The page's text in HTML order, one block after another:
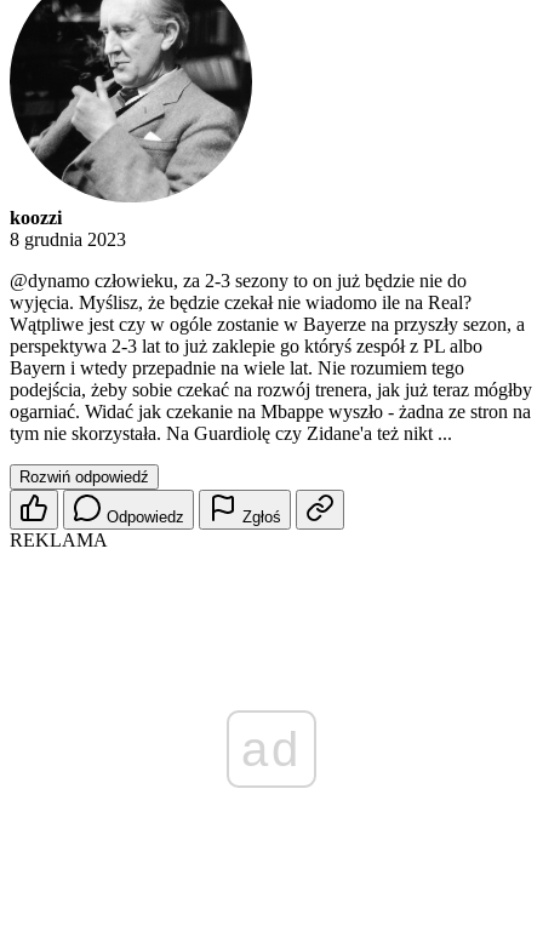
koozzi
8 grudnia 2023
@dynamo człowieku, za 2-3 sezony to on już będzie nie do
wyjęcia. Myślisz, że będzie czekał nie wiadomo ile na Real?
Wątpliwe jest czy w ogóle zostanie w Bayerze na przyszły sezon, a
perspektywa 2-3 lat to już zaklepie go któryś zespół z PL albo
Bayern i wtedy przepadnie na wiele lat. Nie rozumiem tego
podejścia, żeby sobie czekać na rozwój trenera, jak już teraz mógłby
ogarniać. Widać jak czekanie na Mbappe wyszło - żadna ze stron na
tym nie skorzystała. Na Guardiolę czy Zidane'a też nikt ...
Rozwiń odpowiedź
Odpowiedz Zgłoś
REKLAMA
ad